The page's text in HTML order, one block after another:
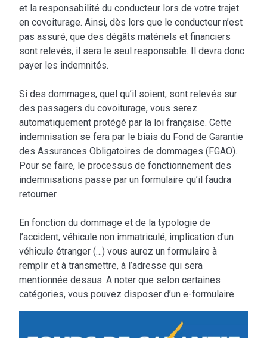
et la responsabilité du conducteur lors de votre trajet
en covoiturage. Ainsi, dès lors que le conducteur n’est
pas assuré, que des dégâts matériels et financiers
sont relevés, il sera le seul responsable. Il devra donc
payer les indemnités.
Si des dommages, quel qu’il soient, sont relevés sur
des passagers du covoiturage, vous serez
automatiquement protégé par la loi française. Cette
indemnisation se fera par le biais du Fond de Garantie
des Assurances Obligatoires de dommages (FGAO).
Pour se faire, le processus de fonctionnement des
indemnisations passe par un formulaire qu’il faudra
retourner.
En fonction du dommage et de la typologie de
l’accident, véhicule non immatriculé, implication d’un
véhicule étranger (…) vous aurez un formulaire à
remplir et à transmettre, à l’adresse qui sera
mentionnée dessus. A noter que selon certaines
catégories, vous pouvez disposer d’un e-formulaire.